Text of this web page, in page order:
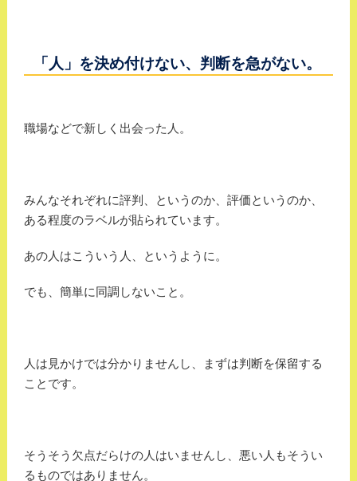
「人」を決め付けない、判断を急がない。
職場などで新しく出会った人。
みんなそれぞれに評判、というのか、評価というのか、
ある程度のラベルが貼られています。
あの人はこういう人、というように。
でも、簡単に同調しないこと。
人は見かけでは分かりませんし、まずは判断を保留する
ことです。
そうそう欠点だらけの人はいませんし、悪い人もそうい
るものではありません。